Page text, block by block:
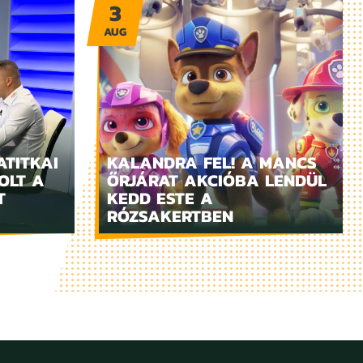
A
KALANDRA FEL! A MANCS
ŐRJÁRAT AKCIÓBA LENDÜL
KEDD ESTE A
RÓZSAKERTBEN
3
AUG